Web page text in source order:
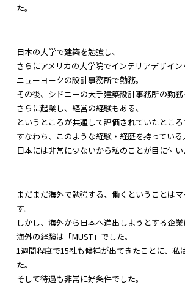
た。
日本の大学で建築を勉強し、
さらにアメリカの大学院でインテリアデザイン
ニューヨークの設計事務所で勤務。
その後、シドニーの大手建築設計事務所の勤務
さらに起業し、経営の経験もある、
というところが共通して評価されていたところ
すなわち、このような経験・経歴を持っている
日本には非常に少ないから私のことが目に付い
まだまだ海外で勉強する、 働くということは
す。
しかし、海外から日本へ進出しようとする企
海外の経験は「MUST」でした。
1週間程度で15社も候補が出てきたことに、 私
た。
そして待遇も非常に好条件でした。